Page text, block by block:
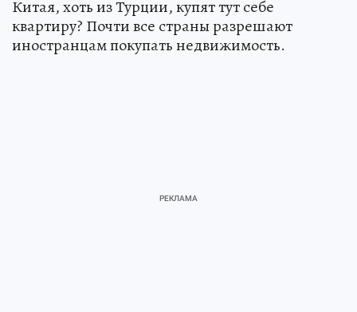
Китая, хоть из Турции, купят тут себе
квартиру? Почти все страны разрешают
иностранцам покупать недвижимость.